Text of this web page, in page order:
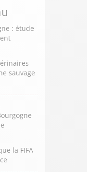
: étude
sauvage
la FIFA